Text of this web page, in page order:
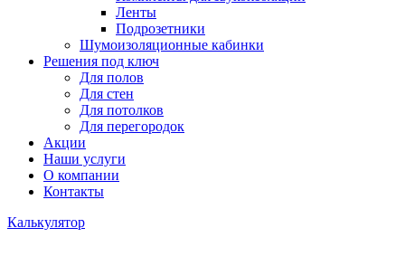
Ленты
Подрозетники
Шумоизоляционные кабинки
Решения под ключ
Для полов
Для стен
Для потолков
Для перегородок
Акции
Наши услуги
О компании
Контакты
Калькулятор